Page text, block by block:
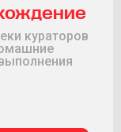
кураторов